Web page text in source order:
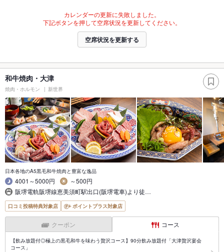
カレンダーの更新に失敗しました。
下記ボタンを押して空席状況を更新してください。
空席状況を更新する
和牛焼肉・大津
焼肉・ホルモン 新世界
日本各地のA5黒毛和牛焼肉と豊富な逸品
4001～5000円
～500円
阪堺電軌阪堺線恵美須町駅出口(阪堺電車)より徒…
口コミ投稿特典対象店 ポイントプラス対象店
クーポン コース
【飲み放題付◎極上の黒毛和牛を味わう贅沢コース】90分飲み放題付「大津贅沢宴会
コース」